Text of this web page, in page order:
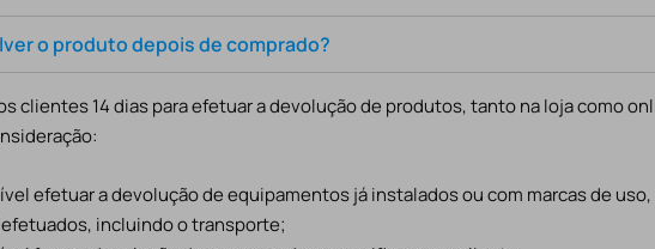
o produto depois de comprado?
clientes 14 dias para efetuar a devolução de produtos, tanto na loja como
efetuar a devolução de equipamentos já instalados ou com marcas de
incluindo o transporte;